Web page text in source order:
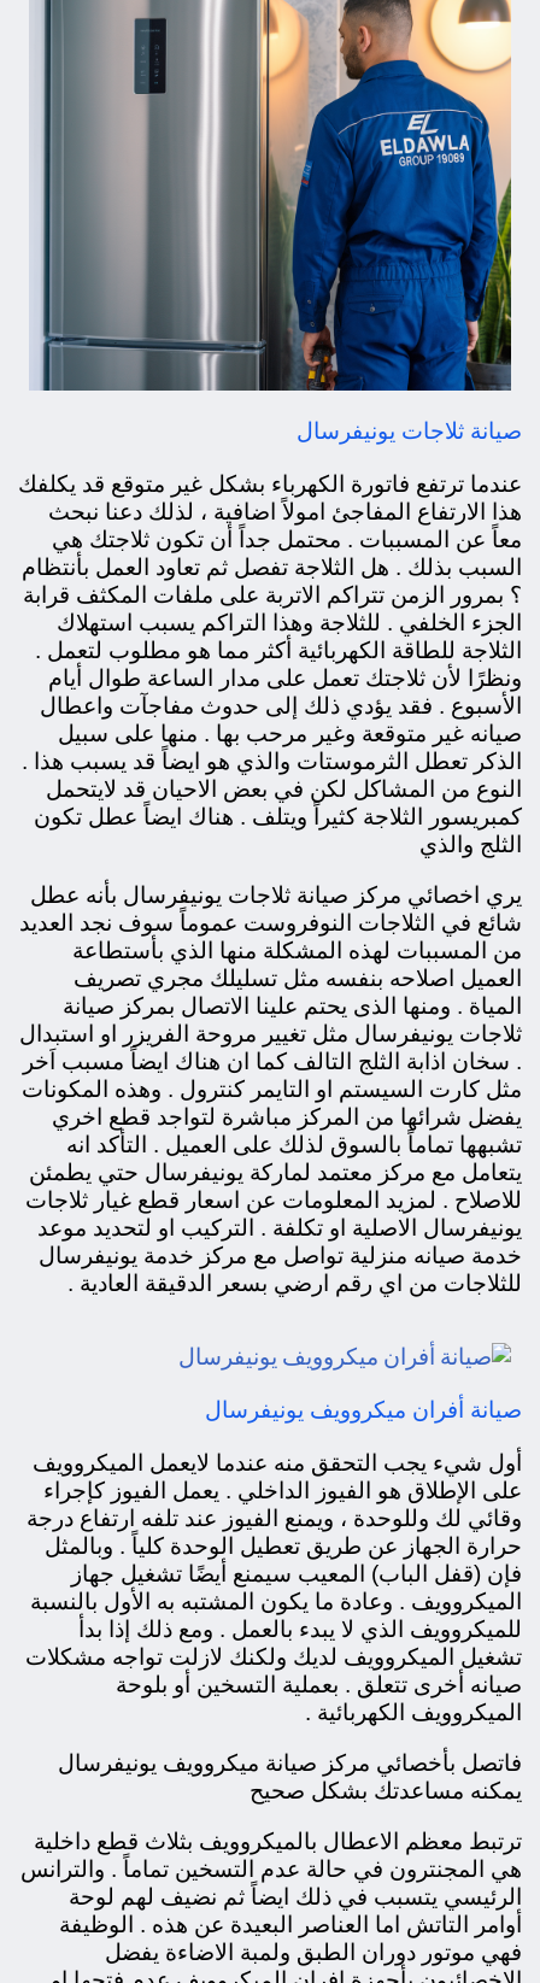
صيانة ثلاجات يونيفرسال
عندما ترتفع فاتورة الكهرباء بشكل غير متوقع قد يكلفك
هذا الارتفاع المفاجئ امولاً اضافية ، لذلك دعنا نبحث
معاً عن المسببات . محتمل جداً أن تكون ثلاجتك هي
السبب بذلك . هل الثلاجة تفصل ثم تعاود العمل بأنتظام
؟ بمرور الزمن تتراكم الاتربة على ملفات المكثف قرابة
الجزء الخلفي . للثلاجة وهذا التراكم يسبب استهلاك
الثلاجة للطاقة الكهربائية أكثر مما هو مطلوب لتعمل .
ونظرًا لأن ثلاجتك تعمل على مدار الساعة طوال أيام
الأسبوع . فقد يؤدي ذلك إلى حدوث مفاجآت واعطال
صيانه غير متوقعة وغير مرحب بها . منها على سبيل
الذكر تعطل الثرموستات والذي هو ايضاً قد يسبب هذا .
النوع من المشاكل لكن في بعض الاحيان قد لايتحمل
كمبريسور الثلاجة كثيراً ويتلف . هناك ايضاً عطل تكون
الثلج والذي
يري اخصائي مركز صيانة ثلاجات يونيفرسال بأنه عطل
شائع في الثلاجات النوفروست عموماً سوف نجد العديد
من المسببات لهذه المشكلة منها الذي بأستطاعة
العميل اصلاحه بنفسه مثل تسليلك مجري تصريف
المياة . ومنها الذى يحتم علينا الاتصال بمركز صيانة
ثلاجات يونيفرسال مثل تغيير مروحة الفريزر او استبدال
. سخان اذابة الثلج التالف كما ان هناك ايضاً مسبب اَخر
مثل كارت السيستم او التايمر كنترول . وهذه المكونات
يفضل شرائها من المركز مباشرة لتواجد قطع اخري
تشبهها تماماً بالسوق لذلك على العميل . التأكد انه
يتعامل مع مركز معتمد لماركة يونيفرسال حتي يطمئن
للاصلاح . لمزيد المعلومات عن اسعار قطع غيار ثلاجات
يونيفرسال الاصلية او تكلفة . التركيب او لتحديد موعد
خدمة صيانه منزلية تواصل مع مركز خدمة يونيفرسال
للثلاجات من اي رقم ارضي بسعر الدقيقة العادية .
صيانة أفران ميكروويف يونيفرسال
أول شيء يجب التحقق منه عندما لايعمل الميكروويف
على الإطلاق هو الفيوز الداخلي . يعمل الفيوز كإجراء
وقائي لك وللوحدة ، ويمنع الفيوز عند تلفه ارتفاع درجة
حرارة الجهاز عن طريق تعطيل الوحدة كلياً . وبالمثل
فإن (قفل الباب) المعيب سيمنع أيضًا تشغيل جهاز
الميكروويف . وعادة ما يكون المشتبه به الأول بالنسبة
للميكروويف الذي لا يبدء بالعمل . ومع ذلك إذا بدأ
تشغيل الميكروويف لديك ولكنك لازلت تواجه مشكلات
صيانه أخرى تتعلق . بعملية التسخين أو بلوحة
الميكروويف الكهربائية .
فاتصل بأخصائي مركز صيانة ميكروويف يونيفرسال
يمكنه مساعدتك بشكل صحيح
ترتبط معظم الاعطال بالميكروويف بثلاث قطع داخلية
هي المجنترون في حالة عدم التسخين تماماً . والترانس
الرئيسي يتسبب في ذلك ايضاً ثم نضيف لهم لوحة
أوامر التاتش اما العناصر البعيدة عن هذه . الوظيفة
فهي موتور دوران الطبق ولمبة الاضاءة يفضل